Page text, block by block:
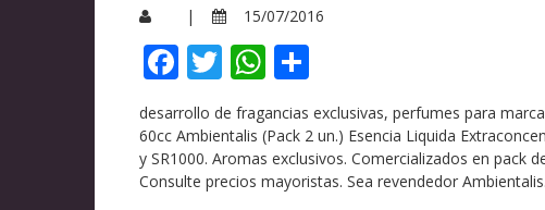
| 15/07/2016
Facebook
TwitterWhatsApp
desarrollo de fragancias exclusivas, perfumes para
60cc Ambientalis (Pack 2 un.) Esencia Liquida
y SR1000. Aromas exclusivos. Comercializados en pack
Consulte precios mayoristas. Sea revendedor